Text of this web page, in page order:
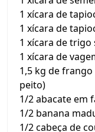
1 xícara de
1 xícara de
1 xícara de trigo
1 xícara de
1,5 kg de
peito)
1/2 abacate em
1/2 banana
1/2 cabeça de